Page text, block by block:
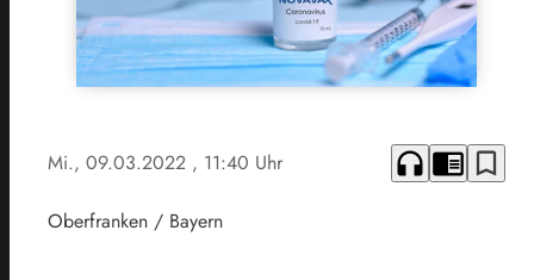
Mi., 09.03.2022 , 11:40 Uhr headphones chrome_reader_mode bookmark_border
Oberfranken / Bayern